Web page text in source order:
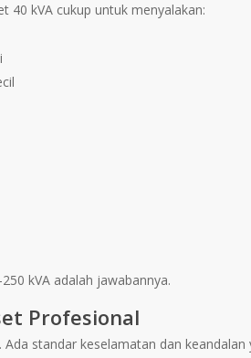
40 kVA cukup untuk menyalakan:
kVA adalah jawabannya.
Profesional
standar keselamatan dan